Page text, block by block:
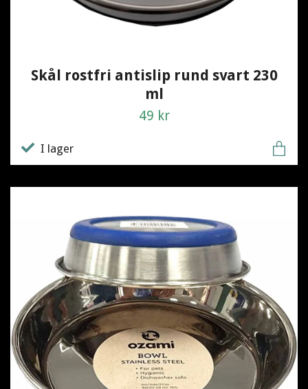
Skål rostfri antislip rund svart 230
ml
49 kr
I lager